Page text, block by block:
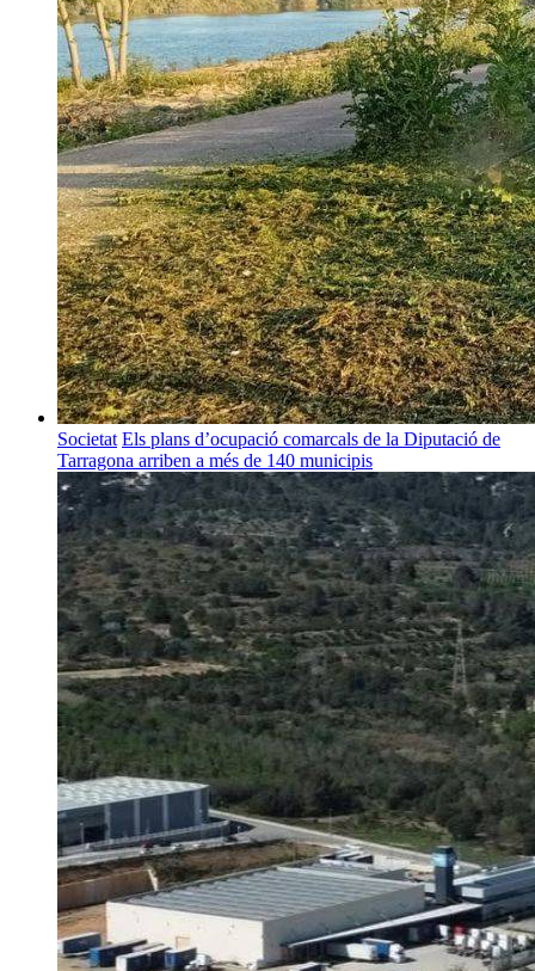
Societat Els plans d’ocupació comarcals de la Diputació de
Tarragona arriben a més de 140 municipis